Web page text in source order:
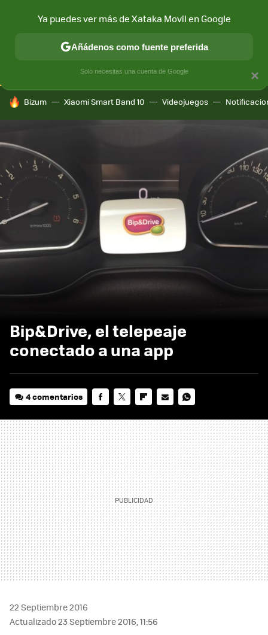
CONECTIVIDAD MÓVIL Y SOCIEDAD APLICACIONES
HOY SE HABLA DE
Bizum Xiaomi Smart Band 10 Videojuegos
Bip&Drive, el telepeaje
conectado a una app
4 comentarios
MAIL
22 Septiembre 2016
Actualizado 23 Septiembre 2016, 11:56
×
Ya puedes ver más de Xataka Movil en Google
Añádenos como fuente preferida
Solo necesitas una cuenta de Google